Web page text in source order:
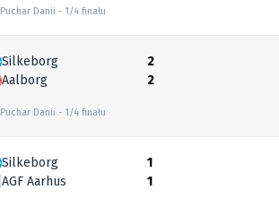
Puchar Danii 1/4 finału
Silkeborg
Aalborg
Puchar Danii 1/4 finału
2
2
Silkeborg
AGF Aarhus
1
1